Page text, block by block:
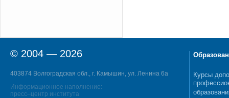
© 2004 — 2026
403874 Волгоградская обл., г. Камышин, ул. Ленина 6а
Информационное наполнение:
пресс–центр института
Курсы